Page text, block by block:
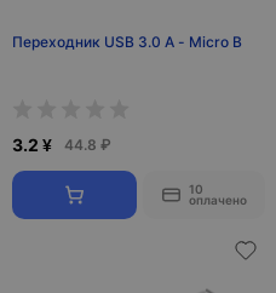
Переходник USB 3.0 A - Micro B
3.2 ¥ 44.8 ₽
10
оплачено